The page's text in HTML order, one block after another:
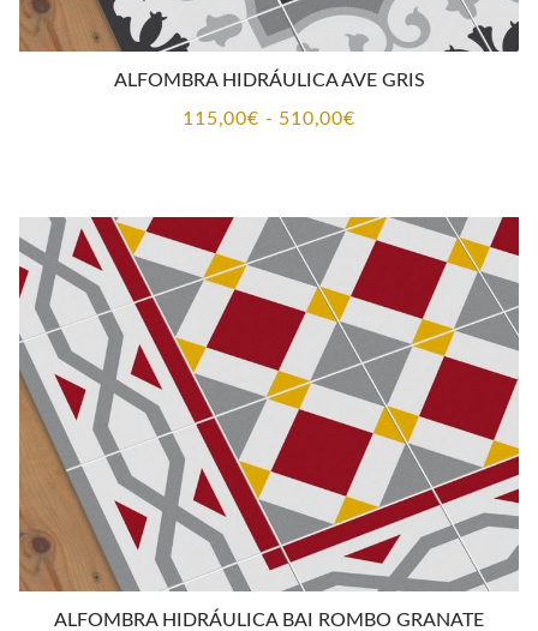
ALFOMBRA HIDRÁULICA AVE GRIS
115,00€ - 510,00€Rango
desde
115,00€
hasta
510,00€
ALFOMBRA HIDRÁULICA BAI ROMBO GRANATE